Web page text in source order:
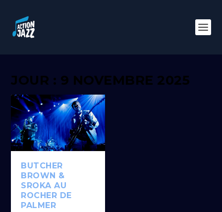
JOUR : 9 NOVEMBRE 2025
BUTCHER
BROWN &
SROKA AU
ROCHER DE
PALMER